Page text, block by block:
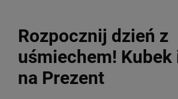
Rozpocznij dzień z
uśmiechem! Kubek
na Prezent